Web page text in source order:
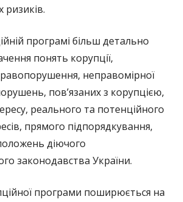
програмі більш детально
понять корупції,
неправомірної
пов’язаних з корупцією,
реального та потенційного
прямого підпорядкування,
діючого
законодавства України.
програми поширюється на